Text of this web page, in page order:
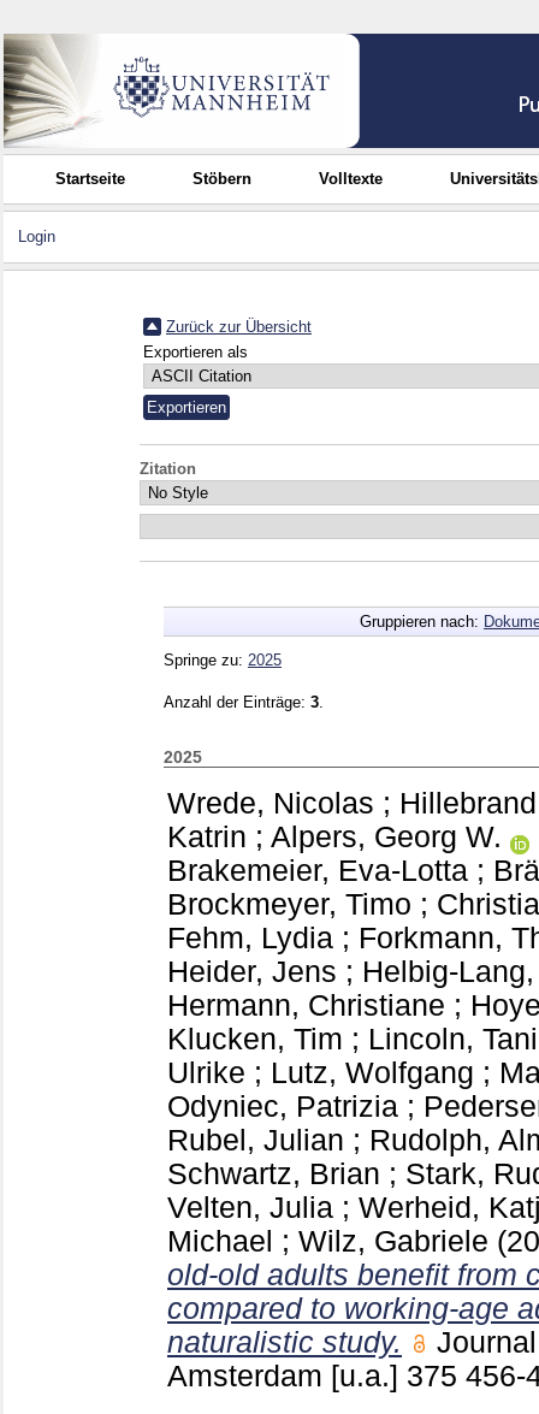
Startseite Stöbern Volltexte
Login
Zurück zur Übersicht
Exportieren als
Zitation
Gruppieren nach:
Springe zu: 2025
Anzahl der Einträge: 3
2025
Wrede, Nicolas ;
Katrin ; Alpers, Georg W.
Brakemeier, Eva-Lotta ;
Brockmeyer, Timo ;
Fehm, Lydia ; Forkmann,
Heider, Jens ; Helbig-
Hermann, Christiane ;
Klucken, Tim ; Lincoln,
Ulrike ; Lutz, Wolfgang ;
Odyniec, Patrizia ;
Rubel, Julian ; Rudolph,
Schwartz, Brian ; Stark,
Velten, Julia ; Werheid,
Michael ; Wilz, Gabriele
old-old adults benefit from
compared to working-age
naturalistic study.
Amsterdam [u.a.] 375 456-